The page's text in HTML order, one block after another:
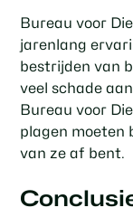
Bureau voor
jarenlang
bestrijden van
veel schade
Bureau voor
plagen moeten
van ze af bent.